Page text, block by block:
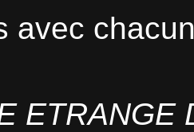
avec
ETRANGE